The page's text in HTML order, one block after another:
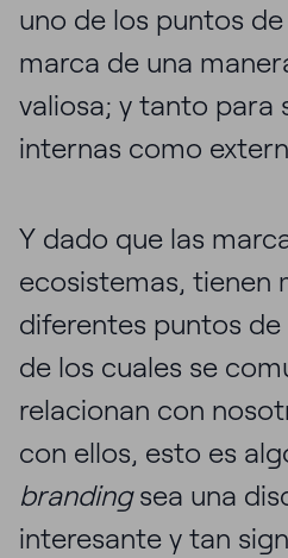
uno de los puntos
marca de una
valiosa; y tanto para
internas como
Y dado que las
ecosistemas, tienen
diferentes puntos
de los cuales se
relacionan con
con ellos, esto es
brandingsea una
interesante y tan